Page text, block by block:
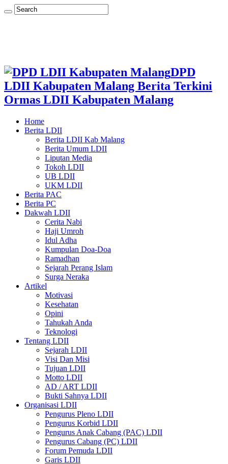
DPD
LDII Kabupaten Malang Berita Terkini
Ormas LDII Kabupaten Malang
Home
Berita LDII
Berita LDII Kab Malang
Berita Umum LDII
Liputan Media
Tokoh LDII
UB LDII
UKM LDII
Berita PAC
Berita PC
Dakwah LDII
Cerita Nabi
Haji Umroh
Idul Adha
Kumpulan Doa-Doa
Ramadhan
Sejarah Perang Islam
Surga Neraka
Artikel
Motivasi
Kesehatan
Opini
Tahukah Anda
Teknologi
Tentang LDII
Sejarah LDII
Visi Dan Misi
Tujuan LDII
Motto LDII
AD / ART LDII
Bukti Sahnya LDII
Organisasi LDII
Pengurus Pleno LDII
Pengurus Korbid LDII
Pengurus Anak Cabang (PAC) LDII
Pengurus Cabang (PC) LDII
Forum Pemuda LDII
Garis LDII